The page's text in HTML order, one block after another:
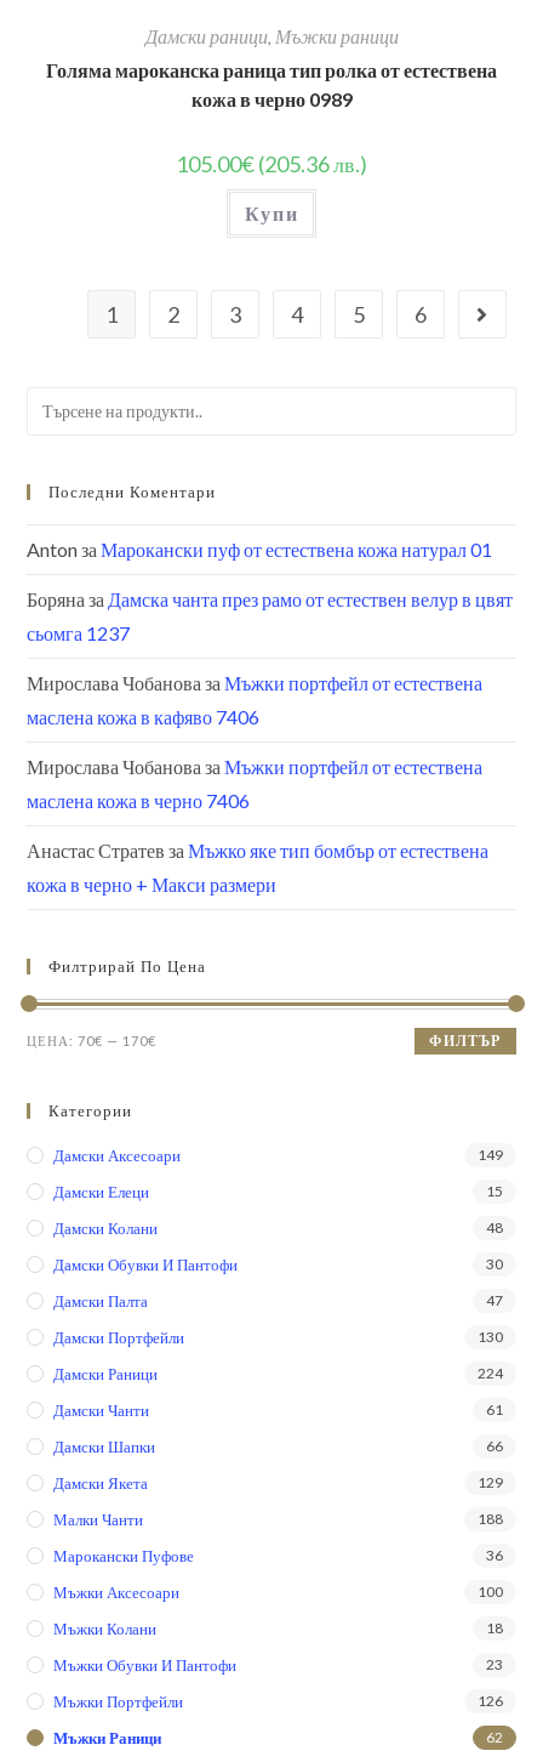
Дамски раници, Мъжки раници
Голяма мароканска раница тип ролка от естествена
кожа в черно 0989
105.00€(205.36 лв.)
Купи
1 2 3 4 5 6
Search
Последни Коментари
AntonзаМарокански пуф от естествена кожа натурал 01
Боряна за Дамска чанта през рамо от естествен велур в цвят
сьомга 1237
Мирослава Чобанова заМъжки портфейл от естествена
маслена кожа в кафяво 7406
Мирослава Чобанова заМъжки портфейл от естествена
маслена кожа в черно 7406
Анастас Стратев заМъжко яке тип бомбър от естествена
кожа в черно + Макси размери
Филтрирай По Цена
ФИЛТЪР
ЦЕНА:70€ — 170€
Категории
Дамски Аксесоари 149
Дамски Елеци 15
Дамски Колани 48
Дамски Обувки И Пантофи 30
Дамски Палта 47
Дамски Портфейли 130
Дамски Раници 224
Дамски Чанти 61
Дамски Шапки 66
Дамски Якета 129
Малки Чанти 188
Марокански Пуфове 36
Мъжки Аксесоари 100
Мъжки Колани 18
Мъжки Обувки И Пантофи 23
Мъжки Портфейли 126
Мъжки Раници 62